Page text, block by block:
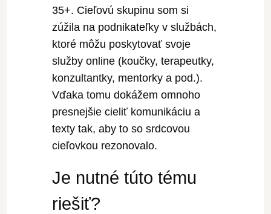
35+. Cieľovú skupinu som si
zúžila na podnikateľky v službách,
ktoré môžu poskytovať svoje
služby online (koučky, terapeutky,
konzultantky, mentorky a pod.).
Vďaka tomu dokážem omnoho
presnejšie cieliť komunikáciu a
texty tak, aby to so srdcovou
cieľovkou rezonovalo.
Je nutné túto tému
riešiť?